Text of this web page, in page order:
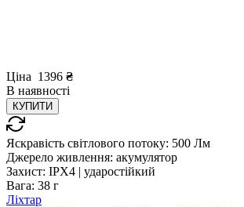
Ціна 1396 ₴
В наявності
КУПИТИ
Яскравість світлового потоку: 500 Лм
Джерело живлення: акумулятор
Захист: IPX4 | ударостійкий
Вага: 38 г
Ліхтар